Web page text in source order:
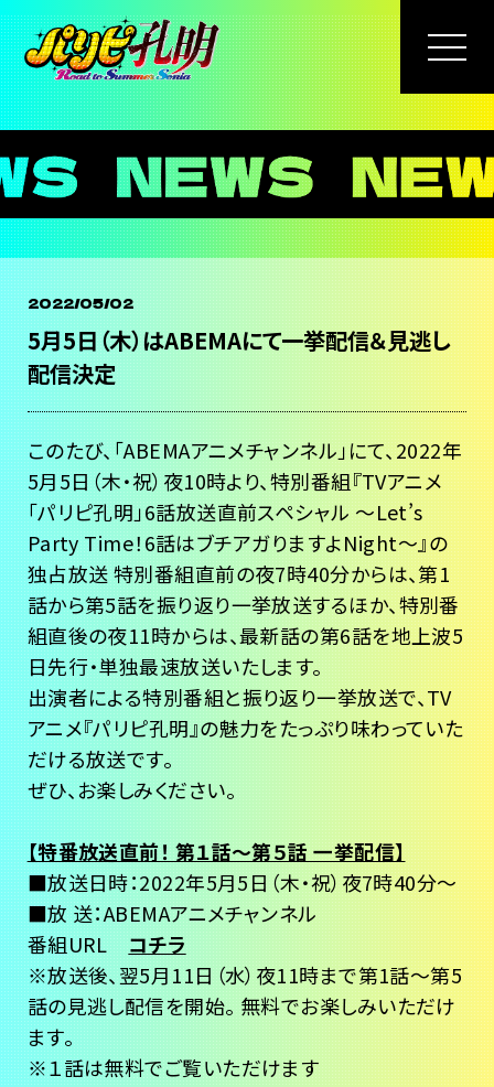
2022/05/02
5月5日（木）はABEMAにて一挙配信＆見逃し
配信決定
このたび、「ABEMAアニメチャンネル」にて、2022年
5月5日（木・祝）夜10時より、特別番組『TVアニメ
「パリピ孔明」6話放送直前スペシャル ～Let’s
Party Time！6話はブチアガりますよNight～』の
独占放送 特別番組直前の夜7時40分からは、第1
話から第5話を振り返り一挙放送するほか、特別番
組直後の夜11時からは、最新話の第6話を地上波5
日先行・単独最速放送いたします。
出演者による特別番組と振り返り一挙放送で、TV
アニメ『パリピ孔明』の魅力をたっぷり味わっていた
だける放送です。
ぜひ、お楽しみください。
【特番放送直前！ 第１話～第５話 一挙配信】
■放送日時：2022年5月5日（木・祝）夜7時40分～
■放 送：ABEMAアニメチャンネル
番組URLコチラ
※放送後、翌5月11日（水）夜11時まで第1話～第5
話の見逃し配信を開始。 無料でお楽しみいただけ
ます。
※１話は無料でご覧いただけます